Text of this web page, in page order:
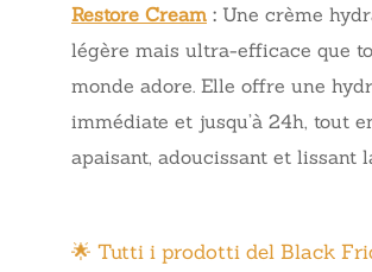
Restore Cream : Une crème
légère mais ultra-efficace que
monde adore. Elle offre une
immédiate et jusqu’à 24h, tout
apaisant, adoucissant et lissant
🌟 Tutti i prodotti del Black